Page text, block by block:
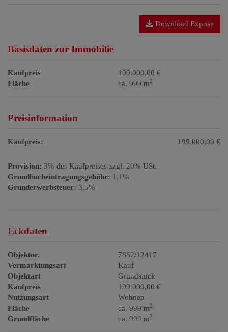
Download Expose
Basisdaten zur Immobilie
Kaufpreis
199.000,00 €
Fläche
ca. 999 m2
Preisinformation
Kaufpreis: 199.000,00 €
Provision: 3% des Kaufpreises zzgl. 20% USt.
Grundbucheintragungsgebühr: 1,1%
Grunderwerbsteuer: 3,5%
Eckdaten
Objektnr.
7882/12417
Vermarktungsart
Kauf
Objektart
Grundstück
Kaufpreis
199.000,00 €
Nutzungsart
Wohnen
Fläche
ca. 999 m2
Grundfläche ca. 999 m2